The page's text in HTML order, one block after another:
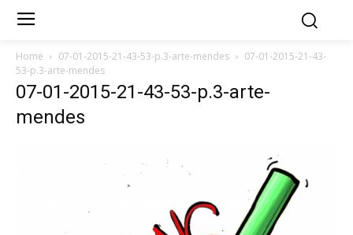
Home 07-01-2015-21-43-53-p.3-arte-mendes
07-01-2015-21-43-
53-p.3-arte-mendes
07-01-2015-21-43-53-p.3-arte-
mendes